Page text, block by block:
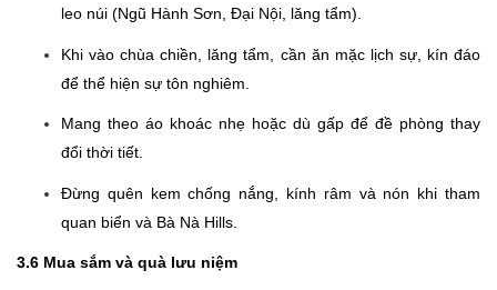
leo núi (Ngũ Hành Sơn, Đại Nội, lăng tẩm).
Khi vào chùa chiền, lăng tẩm, cần ăn mặc lịch sự, kín đáo
để thể hiện sự tôn nghiêm.
Mang theo áo khoác nhẹ hoặc dù gấp để đề phòng thay
đổi thời tiết.
Đừng quên kem chống nắng, kính râm và nón khi tham
quan biển và Bà Nà Hills.
3.6 Mua sắm và quà lưu niệm